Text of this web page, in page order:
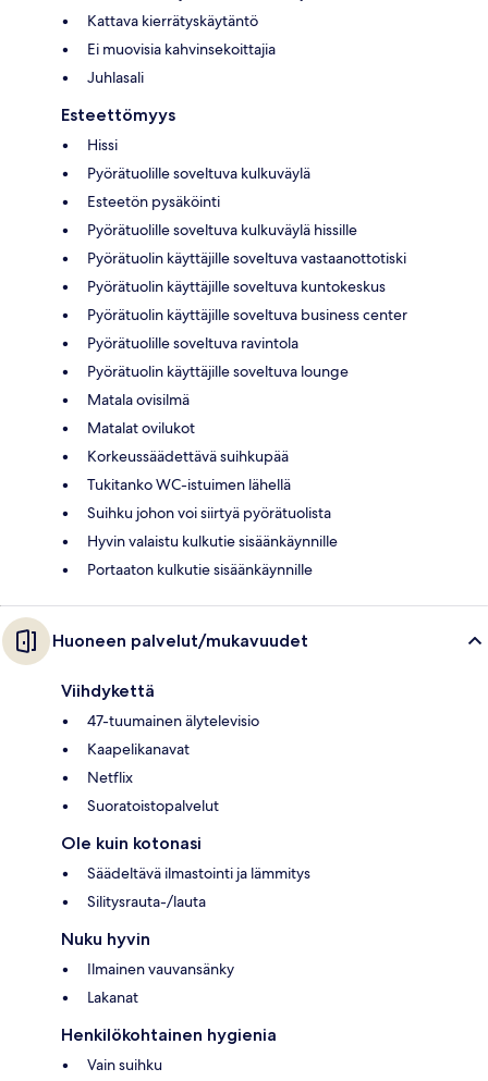
Kattava kierrätyskäytäntö
Ei muovisia kahvinsekoittajia
Juhlasali
Esteettömyys
Hissi
Pyörätuolille soveltuva kulkuväylä
Esteetön pysäköinti
Pyörätuolille soveltuva kulkuväylä hissille
Pyörätuolin käyttäjille soveltuva vastaanottotiski
Pyörätuolin käyttäjille soveltuva kuntokeskus
Pyörätuolin käyttäjille soveltuva business center
Pyörätuolille soveltuva ravintola
Pyörätuolin käyttäjille soveltuva lounge
Matala ovisilmä
Matalat ovilukot
Korkeussäädettävä suihkupää
Tukitanko WC-istuimen lähellä
Suihku johon voi siirtyä pyörätuolista
Hyvin valaistu kulkutie sisäänkäynnille
Portaaton kulkutie sisäänkäynnille
Huoneen palvelut/mukavuudet
Viihdykettä
47-tuumainen älytelevisio
Kaapelikanavat
Netflix
Suoratoistopalvelut
Ole kuin kotonasi
Säädeltävä ilmastointi ja lämmitys
Silitysrauta-/lauta
Nuku hyvin
Ilmainen vauvansänky
Lakanat
Henkilökohtainen hygienia
Vain suihku